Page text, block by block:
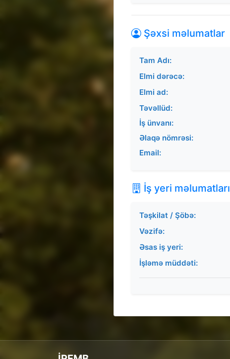
Şəxsi məlumatlar
Tam Adı:
Elmi dərəcə:
Elmi ad:
Təvəllüd:
İş ünvanı:
Əlaqə nömrəsi:
Email:
İş yeri məlumatları
Təşkilat / Şöbə:
Vəzifə:
Əsas iş yeri:
İşləmə müddəti: